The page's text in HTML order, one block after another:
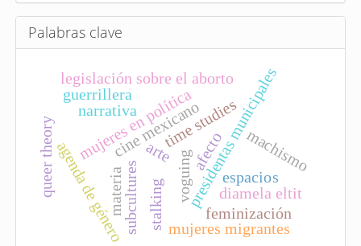
c
l
Palabras clave
stalking presidentas municipales
cine mexicano
mujeres en política
legislación sobre el aborto
machismo
agenda de género feminización
voguing
queer theory time studies
subcultures
afecto
materia
mujeres migrantes
narrativa
espacios
diamela eltit
arte
guerrillera